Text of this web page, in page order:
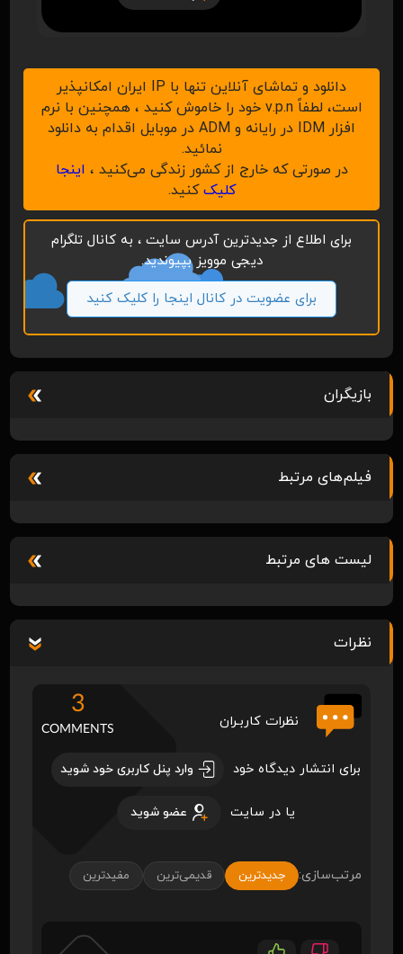
دانلود و تماشای آنلاین تنها با IP ایران امکانپذیر
است، لطفاً v.p.n خود را خاموش کنید ، همچنین با نرم
افزار IDM در رایانه و ADM در موبایل اقدام به دانلود
نمائید.
در صورتی که خارج از کشور زندگی می‌کنید ، اینجا
کلیککنید.
برای اطلاع از جدیدترین آدرس سایت ، به کانال تلگرام
دیجی موویز بپیوندید.
برای عضویت در کانال اینجا را کلیک کنید
بازیگران
فیلم‌های مرتبط
لیست های مرتبط
نظرات
نظرات کاربـران
3
COMMENTS
برای انتشار دیدگاه خود وارد پنل کاربری خود شوید
یا در سایت عضو شوید
مرتب‌سازی: جدیدترین قدیمی‌ترین مفیدترین